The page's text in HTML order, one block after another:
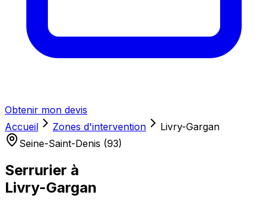
Obtenir mon devis
Accueil
Zones d'intervention
Livry-Gargan
Seine-Saint-Denis (93)
Serrurier à
Livry-Gargan